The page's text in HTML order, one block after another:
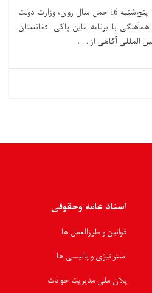
کابل – افغانستان، قراراست فردا پنج‌شنبه 16 حمل سال روان، وزارت دولت
با برنامه ماین پاکی افغانستان
المللی آگاهی از . . .
اسناد عامه وحقوقی
قوانین و طرزالعمل ها
استراتیژی و پالیسی ها
پلان ملی مدیریت حوادث